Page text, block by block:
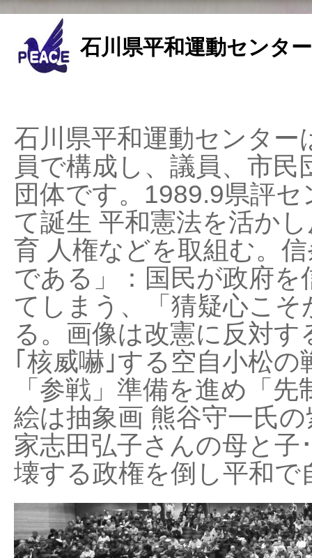
石川県平和運動センタ
石川県平和運動センタ
員で構成し、議員、市
団体です。1989.9県評
て誕生 平和憲法を活か
育 人権などを取組む。
である」：国民が政府
てしまう、「猜疑心こ
る。画像は改憲に反対
｢核威嚇｣する空自小松
「参戦」準備を進め「
絵は抽象画 熊谷守一氏
家志田弘子さんの母と子
壊する政権を倒し平和